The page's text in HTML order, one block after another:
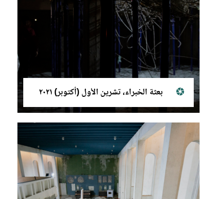
بعثة الخبراء، تشرين الأول (أكتوبر) ٢٠٢١